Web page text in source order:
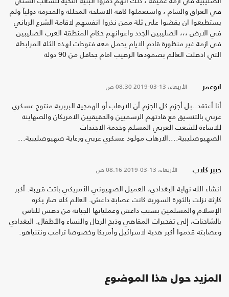
في العراق والشام ، واستعملوا كافة الاسلحة المحللة والمحرمة دوليآ ولم
يستطيعوا ان يقضوا على ثلة ممن نذروا انفسهم لاقامة الشرع الرباني
في الارض ،،، الصليبين الجدد واعوانهم حكام المنطقة العرب الصليبين
في ازمة غير منظورة قادم الايام يحمل معه فتوحات لهذه الثلة المرابطة
التي اذهلت العالم بصمودها الرهيب امام جحافل من 90 دولة
ابوعمر الأربعاء، 13-03-2019 08:30 ص
أنا أعتقد..بل أجزم كل الجزم.أن الارهاب أو الهمجية البربرية منتوج عسكري
عربي بالتنسيق مع قادتهم الرسميين والحقيقيين الامريكان والصهاينة
للاساءة للشعب العربي المسلم وخدمة الاجندات
الصهيوصليبية....الارهاب مولود عسكري عربي ورعاية صهيوصليبية...
خبير كلاب الأربعاء، 13-03-2019 08:16 ص
انشاء الله نهاية البغدادي، العميل الصهيوني الأمريكي باتت قريبة. أكبر
كارثة نزلت بالثورة السورية كانت عصابة داعش. العالم كله صار يكره
الإسلام والمسلمين بسبب داعش وعملياتها الجبانة من دهس للناس
بالشاحنات، إلى تفجيرات المقاهي وذبح الرجال والنساء والأطفال. البغدادي
وعصابته قدموا أكبر هدية لاسرائيل وأمريكا وخصوصا ترامب ونتنياهو.
المزيد حول هذا الموضوع